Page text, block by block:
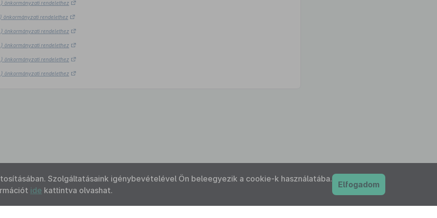
önkormányzati rendelethez
önkormányzati rendelethez
önkormányzati rendelethez
önkormányzati rendelethez
önkormányzati rendelethez
önkormányzati rendelethez
Szolgáltatásaink igénybevételével Ön beleegyezik a cookie-k használatába.
ide kattintva olvashat.
Elfogadom